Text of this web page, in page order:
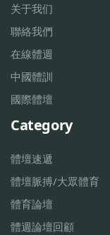
关于我们
聯絡我們
在線體週
中國體訓
國際體壇
Category
體壇速遞
體壇脈搏/大眾體育
體育論壇
體週論壇回顧